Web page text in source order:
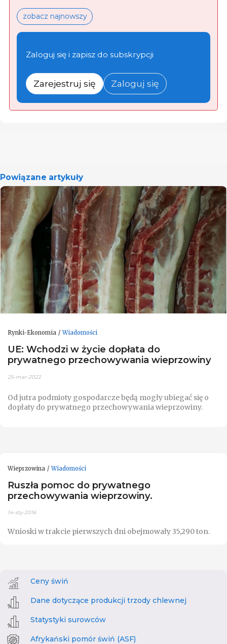
zobacz najnowszy
Zaloguj się i zapisz do subskrypcji
Zarejestruj się Zaloguj się
Powiązane artykuły
Rynki-Ekonomia Wiadomości
UE: Wchodzi w życie dopłata do
prywatnego przechowywania wieprzowiny
25-mar-2022
Od jutra podmioty gospodarcze będą mogły ubiegać się o
dopłaty do prywatnego przechowywania wieprzowiny.
Wieprzowina Wiadomości
Ruszła pomoc do prywatnego
przechowywania wieprzowiny.
14-sty-2016
Wnioski w trakcie pierwszych dni obejmowały 35,290 ton.
Ceny świń
Dane dotyczące produkcji trzody chlewnej
Statystyki surowców
Afrykański pomór świń (ASF)